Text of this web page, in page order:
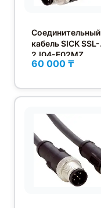
Соединительный
кабель SICK SSL-
2J04-F02MZ
60 000 ₸